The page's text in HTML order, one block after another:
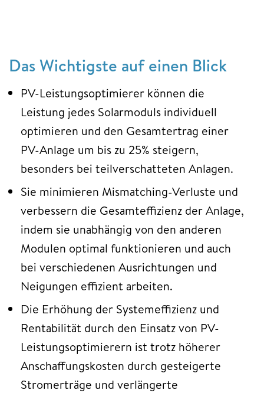
Das Wichtigste auf einen Blick
PV-Leistungsoptimierer können die
Leistung jedes Solarmoduls individuell
optimieren und den Gesamtertrag einer
PV-Anlage um bis zu 25% steigern,
besonders bei teilverschatteten Anlagen.
Sie minimieren Mismatching-Verluste und
verbessern die Gesamteffizienz der Anlage,
indem sie unabhängig von den anderen
Modulen optimal funktionieren und auch
bei verschiedenen Ausrichtungen und
Neigungen effizient arbeiten.
Die Erhöhung der Systemeffizienz und
Rentabilität durch den Einsatz von PV-
Leistungsoptimierern ist trotz höherer
Anschaffungskosten durch gesteigerte
Stromerträge und verlängerte